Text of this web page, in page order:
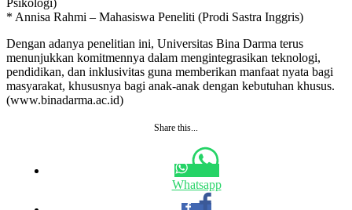
* Annisa Rahmi – Mahasiswa Peneliti (Prodi Sastra Inggris)
Dengan adanya penelitian ini, Universitas Bina Darma terus
menunjukkan komitmennya dalam mengintegrasikan teknologi,
pendidikan, dan inklusivitas guna memberikan manfaat nyata bagi
masyarakat, khususnya bagi anak-anak dengan kebutuhan khusus.
(www.binadarma.ac.id)
Share this...
Whatsapp